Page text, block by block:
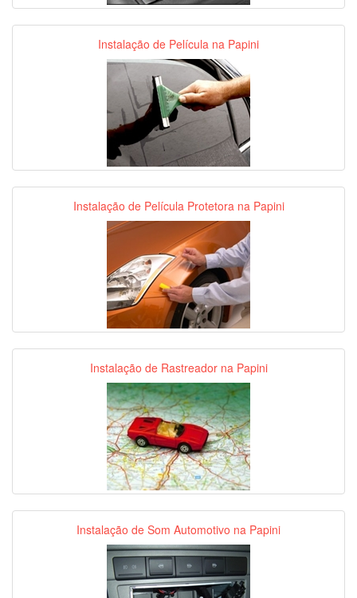
Instalação de Película na Papini
Instalação de Película Protetora na Papini
Instalação de Rastreador na Papini
Instalação de Som Automotivo na Papini